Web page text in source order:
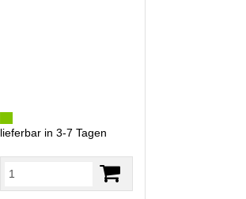
lieferbar in 3-7 Tagen